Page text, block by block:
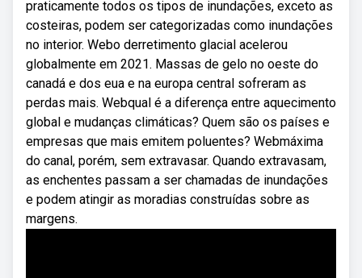
praticamente todos os tipos de inundações, exceto as
costeiras, podem ser categorizadas como inundações
no interior. Webo derretimento glacial acelerou
globalmente em 2021. Massas de gelo no oeste do
canadá e dos eua e na europa central sofreram as
perdas mais. Webqual é a diferença entre aquecimento
global e mudanças climáticas? Quem são os países e
empresas que mais emitem poluentes? Webmáxima
do canal, porém, sem extravasar. Quando extravasam,
as enchentes passam a ser chamadas de inundações
e podem atingir as moradias construídas sobre as
margens.